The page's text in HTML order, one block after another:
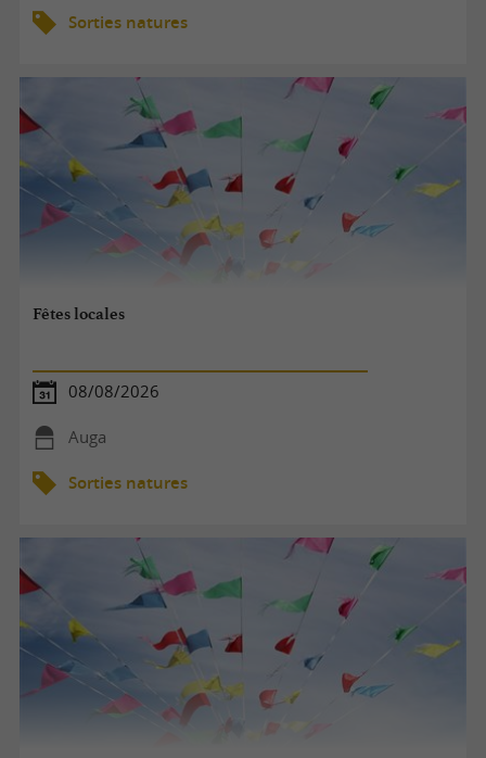
Sorties natures
Fêtes locales
08/08/2026
Auga
Sorties natures